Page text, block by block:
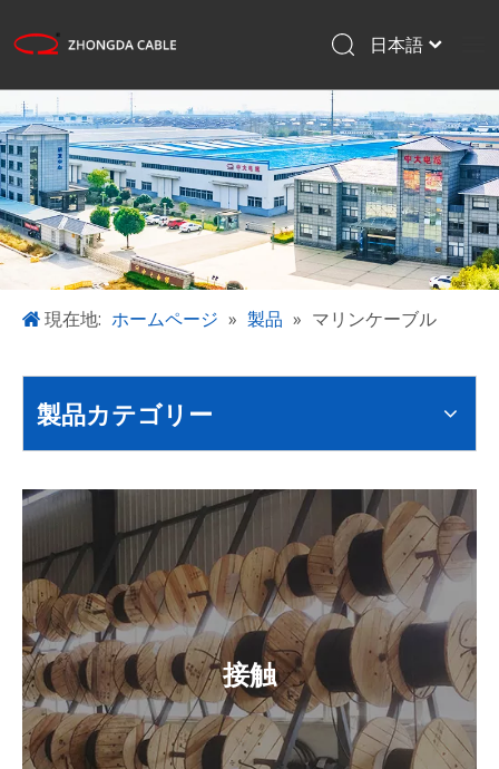
ホームページ
製品
アプリケーション
私たちについて
プロジェクト
ブログ
お問い合わせ
日本語
Français
Pусский
Español
한국어
現在地: ホームページ » 製品 » マリンケーブル
製品カテゴリー
接触